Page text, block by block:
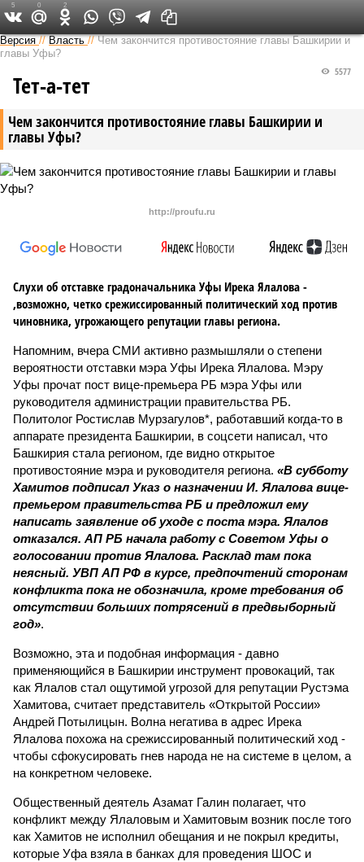
Версия в Башкирии
Версия //Власть //Чем закончится противостояние главы Башкирии и
главы Уфы?
Чем закончится противостояние главы Башкирии и
главы Уфы?
5577
Тет-а-тет
http://proufu.ru
Слухи об отставке градоначальника Уфы Ирека Ялалова -
,возможно, четко срежиссированный политический ход против
чиновника, угрожающего репутации главы региона.
Напомним, вчера СМИ активно размышляли о степени
вероятности отставки мэра Уфы Ирека Ялалова. Мэру
Уфы прочат пост вице-премьера РБ мэра Уфы или
руководителя администрации правительства РБ.
Политолог Ростислав Мурзагулов*, работавший когда-то в
аппарате президента Башкирии, в соцсети написал, что
Башкирия стала регионом, где видно открытое
противостояние мэра и руководителя региона. «В субботу
Хамитов подписал Указ о назначении И. Ялалова вице-
премьером правительства РБ и предложил ему
написать заявление об уходе с поста мэра. Ялалов
отказался. АП РБ начала работу с Советом Уфы о
голосовании против Ялалова. Расклад там пока
неясный. УВП АП РФ в курсе, предпочтений сторонам
конфликта пока не обозначила, кроме требования об
отсутствии больших потрясений в предвыборный
год».
Возможно, эта и подобная информация - давно
применяющийся в Башкирии инструмент провокаций, так
как Ялалов стал ощутимой угрозой для репутации Рустэма
Хамитова, считает представитель «Открытой России»
Андрей Потылицын. Волна негатива в адрес Ирека
Ялалова похожа на срежиссированный политический ход -
чтобы сфокусировать гнев народа не на системе в целом, а
на конкретном человеке.
Общественный деятель Азамат Галин полагает, что
конфликт между Ялаловым и Хамитовым возник после того
как Хамитов не исполнил обещания и не покрыл кредиты,
которые Уфа взяла в банках для проведения ШОС и
5 0 2